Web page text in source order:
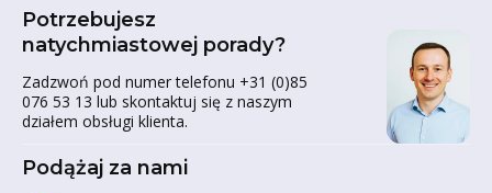
Potrzebujesz
natychmiastowej porady?
Zadzwoń pod numer telefonu +31 (0)85
076 53 13 lub skontaktuj się z naszym
działem obsługi klienta.
Podążaj za nami